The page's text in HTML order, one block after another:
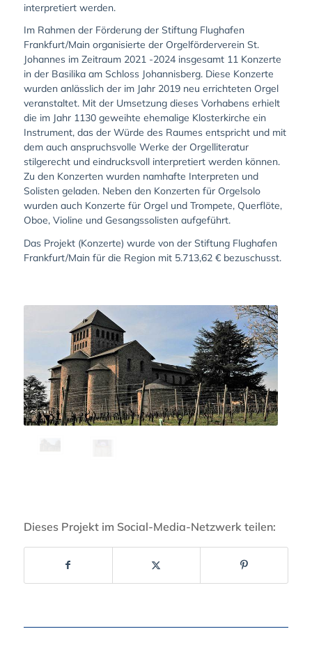
interpretiert werden.
Im Rahmen der Förderung der Stiftung Flughafen
Frankfurt/Main organisierte der Orgelförderverein St.
Johannes im Zeitraum 2021 -2024 insgesamt 11 Konzerte
in der Basilika am Schloss Johannisberg. Diese Konzerte
wurden anlässlich der im Jahr 2019 neu errichteten Orgel
veranstaltet. Mit der Umsetzung dieses Vorhabens erhielt
die im Jahr 1130 geweihte ehemalige Klosterkirche ein
Instrument, das der Würde des Raumes entspricht und mit
dem auch anspruchsvolle Werke der Orgelliteratur
stilgerecht und eindrucksvoll interpretiert werden können.
Zu den Konzerten wurden namhafte Interpreten und
Solisten geladen. Neben den Konzerten für Orgelsolo
wurden auch Konzerte für Orgel und Trompete, Querflöte,
Oboe, Violine und Gesangssolisten aufgeführt.
Das Projekt (Konzerte) wurde von der Stiftung Flughafen
Frankfurt/Main für die Region mit 5.713,62 € bezuschusst.
Dieses Projekt im Social-Media-Netzwerk teilen: